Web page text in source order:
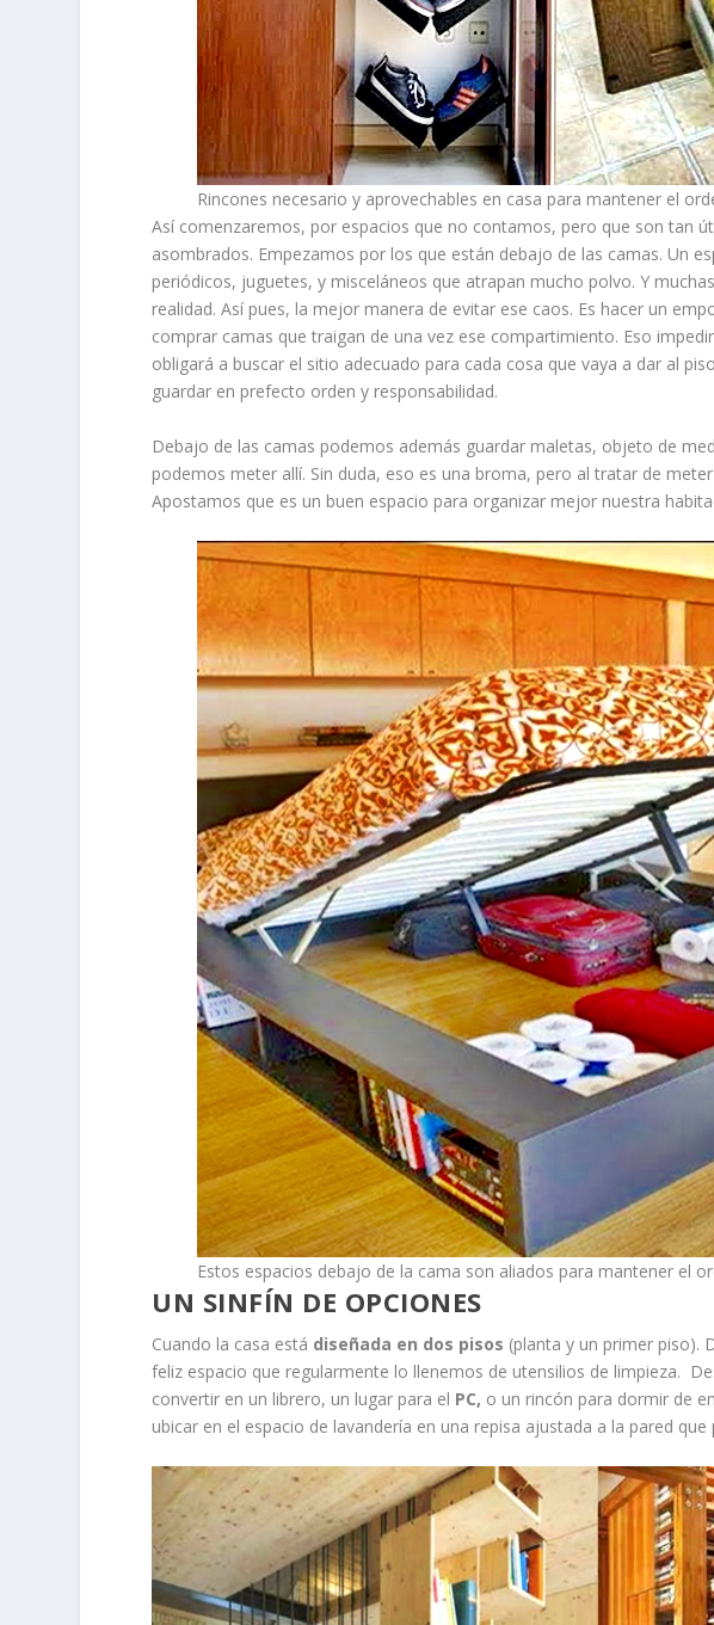
Rincones necesario y aprovechables en casa para mantener el
Así comenzaremos, por espacios que no contamos, pero que son tan
asombrados. Empezamos por los que están debajo de las camas. Un
periódicos, juguetes, y misceláneos que atrapan mucho polvo. Y
realidad. Así pues, la mejor manera de evitar ese caos. Es hacer un
comprar camas que traigan de una vez ese compartimiento. Eso
obligará a buscar el sitio adecuado para cada cosa que vaya a dar al
guardar en prefecto orden y responsabilidad.
Debajo de las camas podemos además guardar maletas, objeto de
podemos meter allí. Sin duda, eso es una broma, pero al tratar de
Apostamos que es un buen espacio para organizar mejor nuestra
Estos espacios debajo de la cama son aliados para mantener el
UN SINFÍN DE OPCIONES
Cuando la casa está diseñada en dos pisos (planta y un primer piso).
feliz espacio que regularmente lo llenemos de utensilios de limpieza.
convertir en un librero, un lugar para el PC, o un rincón para dormir de
ubicar en el espacio de lavandería en una repisa ajustada a la pared